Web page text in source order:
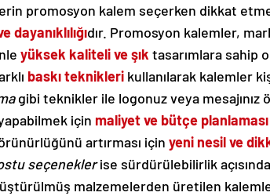
promosyon kalem seçerken dikkat
dayanıklılığıdır. Promosyon kalemler,
yüksek kaliteli ve şık tasarımlara sahip
baskı teknikleri kullanılarak kalemler
gibi teknikler ile logonuz veya mesajınız
için maliyet ve bütçe planlaması
artırması için yeni nesil ve
seçeneklerise sürdürülebilirlik
malzemelerden üretilen